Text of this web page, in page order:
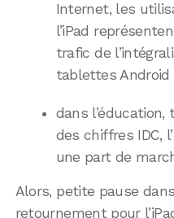
Internet, les
l’iPad
trafic de
tablettes Android
dans l’éducation,
des chiffres IDC,
une part de
Alors, petite pause
retournement pour